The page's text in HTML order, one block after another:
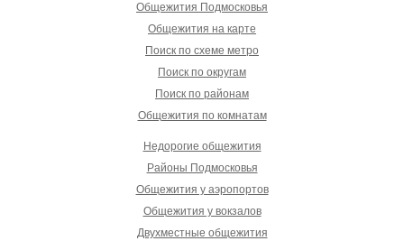
Общежития Подмосковья
Общежития на карте
Поиск по схеме метро
Поиск по округам
Поиск по районам
Общежития по комнатам
Недорогие общежития
Районы Подмосковья
Общежития у аэропортов
Общежития у вокзалов
Двухместные общежития